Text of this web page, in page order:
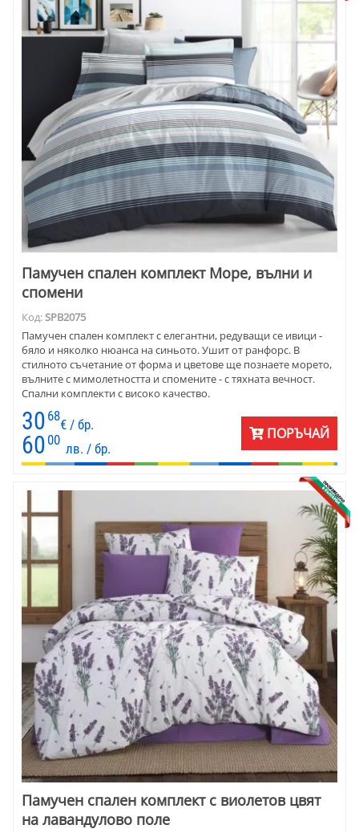
Памучен спален комплект Море, вълни и
спомени
Код:SPB2075
Памучен спален комплект с елегантни, редуващи се ивици -
бяло и няколко нюанса на синьото. Ушит от ранфорс. В
стилното съчетание от форма и цветове ще познаете морето,
вълните с мимолетността и спомените - с тяхната вечност.
Спални комплекти с високо качество.
30 68
€ / бр.
60 00
лв. / бр.
ПОРЪЧАЙ
Памучен спален комплект с виолетов цвят
на лавандулово поле